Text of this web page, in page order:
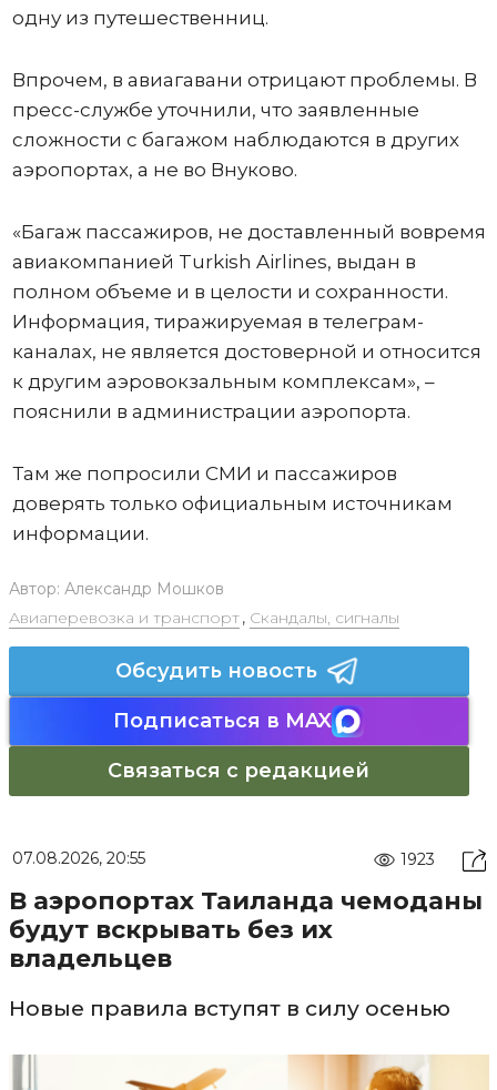
одну из путешественниц.
Впрочем, в авиагавани отрицают проблемы. В
пресс-службе уточнили, что заявленные
сложности с багажом наблюдаются в других
аэропортах, а не во Внуково.
«Багаж пассажиров, не доставленный вовремя
авиакомпанией Turkish Airlines, выдан в
полном объеме и в целости и сохранности.
Информация, тиражируемая в телеграм-
каналах, не является достоверной и относится
к другим аэровокзальным комплексам», –
пояснили в администрации аэропорта.
Там же попросили СМИ и пассажиров
доверять только официальным источникам
информации.
Автор: Александр Мошков
Авиаперевозка и транспорт, Скандалы, сигналы
Обсудить новость
Подписаться в MAX
Связаться с редакцией
07.08.2026, 20:55 1923
В аэропортах Таиланда чемоданы
будут вскрывать без их
владельцев
Новые правила вступят в силу осенью